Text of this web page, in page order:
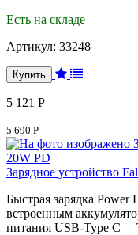
Есть на складе
Артикул: 33248
5 121 Р
5 690 Р
Зарядное устройство
Быстрая зарядка Power
встроенным
питания USB-Type C –